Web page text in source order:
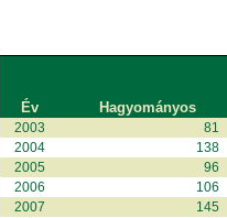
Év Hagyományos
2003 81
2004
138
2005
96
2006
106
2007
145